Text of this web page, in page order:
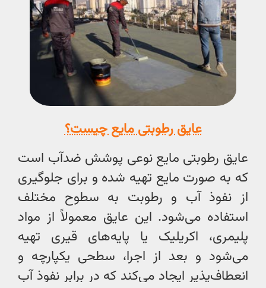
عایق رطوبتی مایع چیست؟
عایق رطوبتی مایع نوعی پوشش ضدآب است
که به صورت مایع تهیه شده و برای جلوگیری
از نفوذ آب و رطوبت به سطوح مختلف
استفاده می‌شود. این عایق معمولاً از مواد
پلیمری، اکریلیک یا پایه‌های قیری تهیه
می‌شود و بعد از اجرا، سطحی یکپارچه و
انعطاف‌پذیر ایجاد می‌کند که در برابر نفوذ آب